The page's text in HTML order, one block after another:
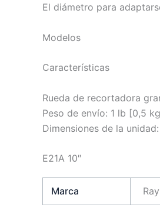
El diámetro para
Modelos
Características
Rueda de recortadora
Peso de envío: 1 lb [0,5
Dimensiones de la
E21A 10″
Marca